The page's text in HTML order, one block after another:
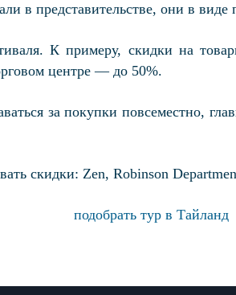
в представительстве, они в виде
К примеру, скидки на
центре — до 50%.
за покупки повсеместно,
скидки: Zen, Robinson
подобрать тур в Тайланд